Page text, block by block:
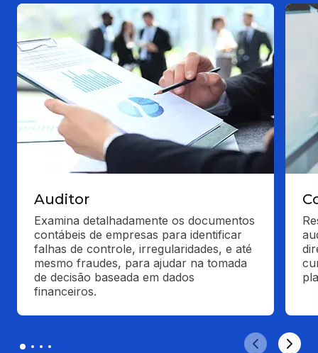
Auditor
Examina detalhadamente os documentos
contábeis de empresas para identificar
falhas de controle, irregularidades, e até
mesmo fraudes, para ajudar na tomada
de decisão baseada em dados
financeiros.